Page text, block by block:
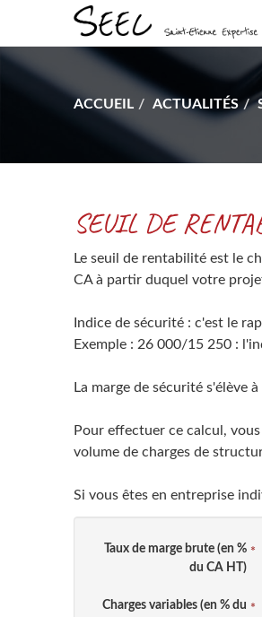
ACCUEIL ACTUALITÉS
SEUIL DE
Le seuil de rentabilité est le
CA à partir duquel votre
Indice de sécurité : c'est le
Exemple : 26 000/15 250 :
La marge de sécurité s'élève
Pour effectuer ce calcul,
volume de charges de
Si vous êtes en entreprise
Taux de marge brute (en %
du CA HT)
Charges variables (en % du